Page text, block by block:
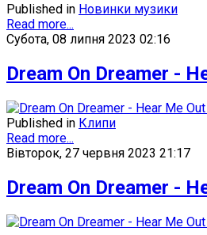
Published in Новинки музики
Read more...
Субота, 08 липня 2023 02:16
Dream On Dreamer -
Published in Клипи
Read more...
Вівторок, 27 червня 2023 21:17
Dream On Dreamer -